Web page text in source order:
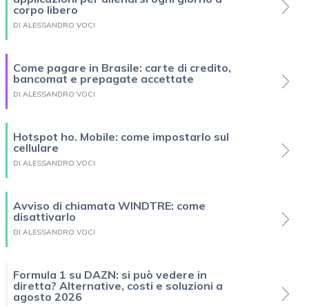
corpo libero
DI ALESSANDRO VOCI
Come pagare in Brasile: carte di credito,
bancomat e prepagate accettate
DI ALESSANDRO VOCI
Hotspot ho. Mobile: come impostarlo sul
cellulare
DI ALESSANDRO VOCI
Avviso di chiamata WINDTRE: come
disattivarlo
DI ALESSANDRO VOCI
Formula 1 su DAZN: si può vedere in
diretta? Alternative, costi e soluzioni a
agosto 2026